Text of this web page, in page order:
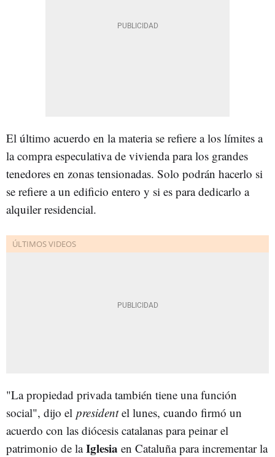
El último acuerdo en la materia se refiere a los límites a
la compra especulativa de vivienda para los grandes
tenedores en zonas tensionadas. Solo podrán hacerlo si
se refiere a un edificio entero y si es para dedicarlo a
alquiler residencial.
"La propiedad privada también tiene una función
social", dijo el presidentel lunes, cuando firmó un
acuerdo con las diócesis catalanas para peinar el
patrimonio de laIglesia en Cataluña para incrementar la